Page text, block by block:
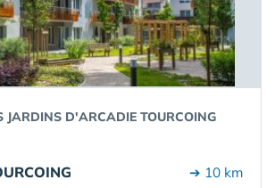
JARDINS D'ARCADIE TOURCOING
➔ 10 km